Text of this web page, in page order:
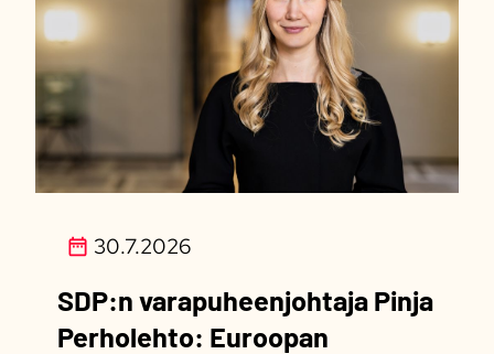
30.7.2026
SDP:n varapuheenjohtaja Pinja
Perholehto: Euroopan